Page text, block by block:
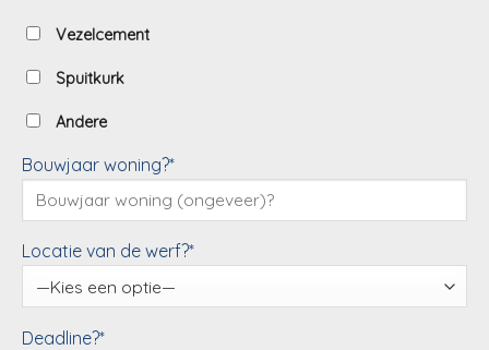
Vezelcement
Spuitkurk
Andere
Bouwjaar woning?*
Locatie van de werf?*
Deadline?*